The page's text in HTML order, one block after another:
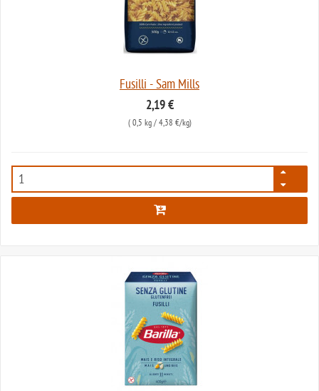
Fusilli - Sam Mills
2,19 €
( 0,5 kg/ 4,38 €/kg)
1653